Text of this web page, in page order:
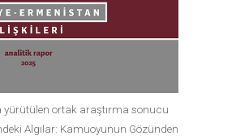
yürütülen ortak araştırma sonucu
Algılar: Kamuoyunun Gözünden